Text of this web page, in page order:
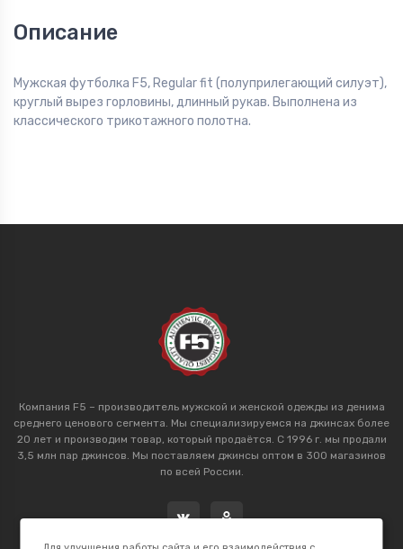
Описание
Мужская футболка F5, Regular fit (полуприлегающий силуэт),
круглый вырез горловины, длинный рукав. Выполнена из
классического трикотажного полотна.
Компания F5 – производитель мужской и женской одежды из денима
среднего ценового сегмента. Мы специализируемся на джинсах более
20 лет и производим товар, который продаётся. С 1996 г. мы продали
3,5 млн пар джинсов. Мы поставляем джинсы оптом в 300 магазинов
по всей России.